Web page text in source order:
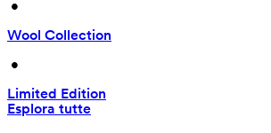
•
Wool Collection
•
Limited Edition
Esplora tutte